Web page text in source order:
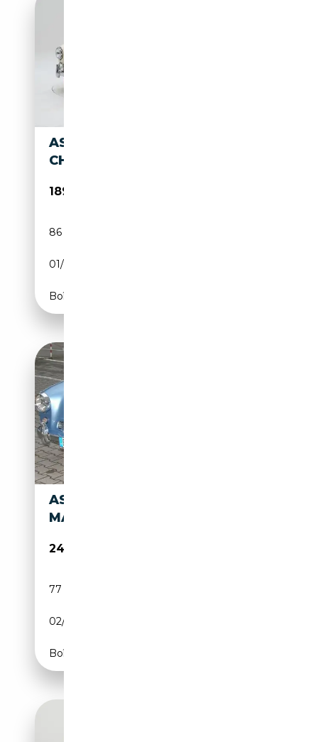
ASTON MARTIN DB 2 MKIII '59
CH1642
189 950€
86 059 km
01/1959
Boîte manuelle
ASTON MARTIN DB DB2/4
MARK I
249 000€
77 800 km
02/1955
Boîte manuelle